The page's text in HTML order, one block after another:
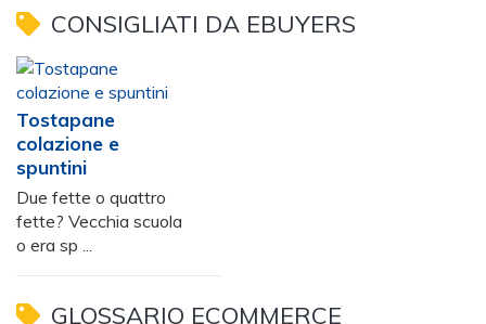
CONSIGLIATI DA EBUYERS
Tostapane
colazione e
spuntini
Due fette o quattro
fette? Vecchia scuola
o era sp ...
GLOSSARIO ECOMMERCE